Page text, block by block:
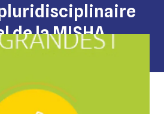
de la MISHA